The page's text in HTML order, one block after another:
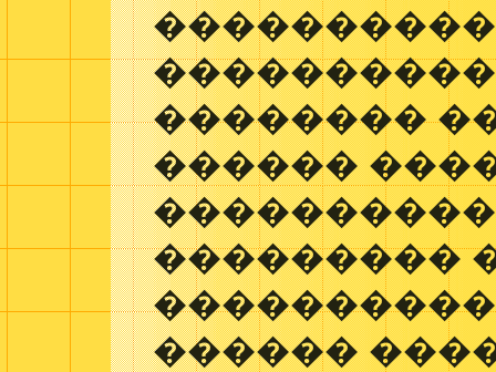
��������
������
���������
������